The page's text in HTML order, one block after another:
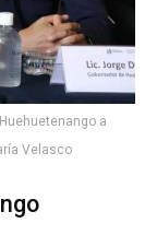
a
Velasco